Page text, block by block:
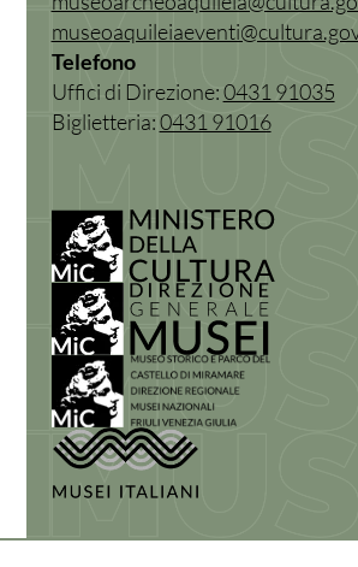
Telefono
Uffici di Direzione:0431 91035
Biglietteria:0431 91016